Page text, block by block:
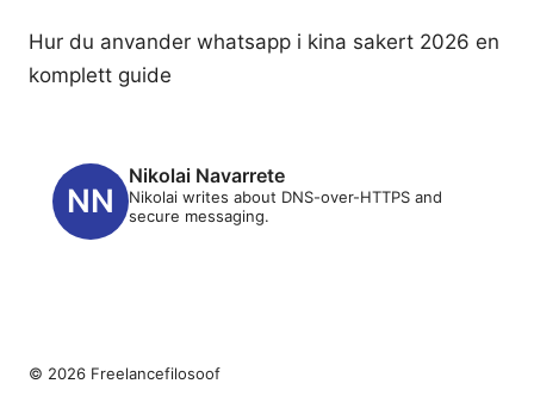
Hur du anvander whatsapp i kina sakert 2026 en
komplett guide
Nikolai Navarrete
Nikolai writes about DNS-over-HTTPS and
secure messaging.
© 2026 Freelancefilosoof